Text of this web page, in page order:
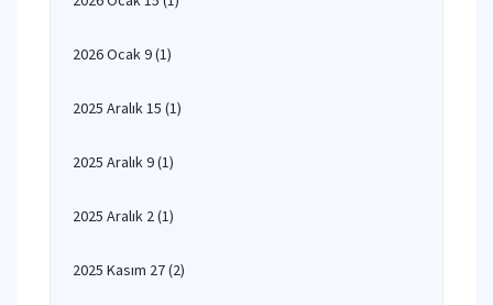
2026 Ocak 9(1)
2025 Aralık 15 (1)
2025 Aralık 9(1)
2025 Aralık 2(1)
2025 Kasım 27(2)